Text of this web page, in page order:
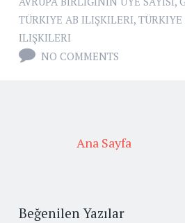
TÜRKIYE AB ILIŞKILERI, TÜRKIYE
ILIŞKILERI
NO COMMENTS
Ana Sayfa
Beğenilen Yazılar